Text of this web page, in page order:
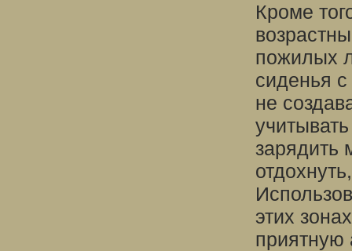
Кроме
пожилых
сиденья
не
зарядить
этих
приятную